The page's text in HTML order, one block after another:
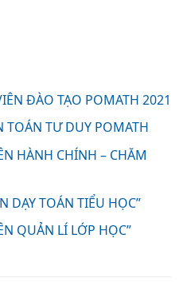
ĐÀO TẠO POMATH 2021
TOÁN TƯ DUY POMATH
HÀNH CHÍNH – CHĂM
DẠY TOÁN TIỂU HỌC”
QUẢN LÍ LỚP HỌC”